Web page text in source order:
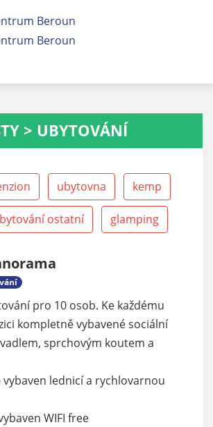
> UBYTOVÁNÍ
ubytovna kemp
ostatní glamping
pro 10 osob. Ke každému
kompletně vybavené sociální
sprchovým koutem a
vybaven lednicí a rychlovarnou
WIFI free